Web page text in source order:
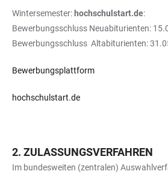
Wintersemester: hochschulstart.de:
Bewerbungsschluss Neuabiturienten:
Bewerbungsschluss Altabiturienten:
Bewerbungsplattform
hochschulstart.de
ZULASSUNGSVERFAHREN
Im bundesweiten (zentralen)